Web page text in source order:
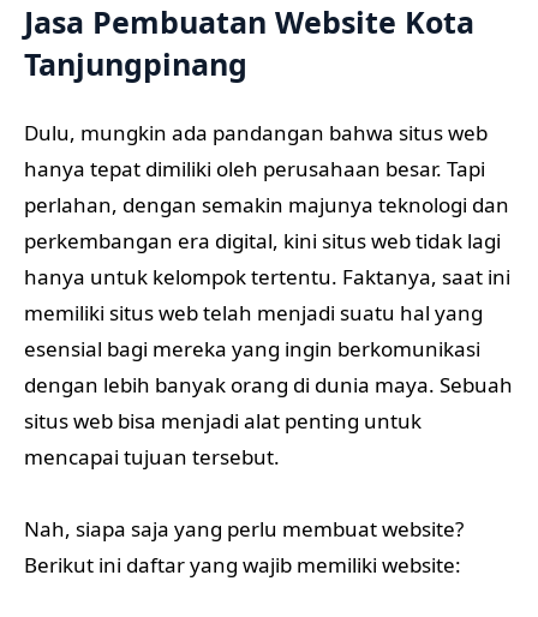
Jasa Pembuatan Website Kota
Tanjungpinang
Dulu, mungkin ada pandangan bahwa situs web
hanya tepat dimiliki oleh perusahaan besar. Tapi
perlahan, dengan semakin majunya teknologi dan
perkembangan era digital, kini situs web tidak lagi
hanya untuk kelompok tertentu. Faktanya, saat ini
memiliki situs web telah menjadi suatu hal yang
esensial bagi mereka yang ingin berkomunikasi
dengan lebih banyak orang di dunia maya. Sebuah
situs web bisa menjadi alat penting untuk
mencapai tujuan tersebut.
Nah, siapa saja yang perlu membuat website?
Berikut ini daftar yang wajib memiliki website: